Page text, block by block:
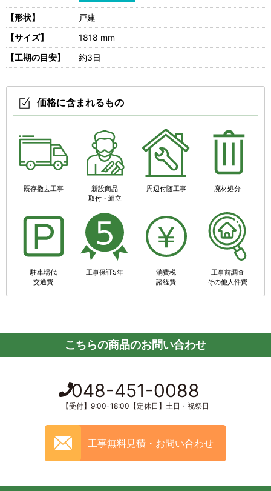
【形状】
戸建
【サイズ】
1818 mm
【工期の目安】
約3日
価格に含まれるもの
既存撤去工事
新設商品
取付・組立
周辺付随工事 廃材処分
駐車場代
交通費
工事保証5年
消費税
諸経費
工事前調査
その他人件費
こちらの商品のお問い合わせ
048-451-0088
【受付】9:00-18:00【定休日】土日・祝祭日
工事無料見積・お問い合わせ